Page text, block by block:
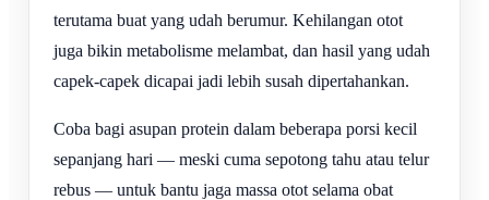
terutama buat yang udah berumur. Kehilangan otot
juga bikin metabolisme melambat, dan hasil yang udah
capek-capek dicapai jadi lebih susah dipertahankan.
Coba bagi asupan protein dalam beberapa porsi kecil
sepanjang hari — meski cuma sepotong tahu atau telur
rebus — untuk bantu jaga massa otot selama obat